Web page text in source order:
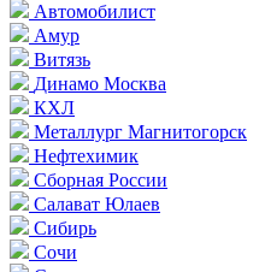
Автомобилист
Амур
Витязь
Динамо Москва
КХЛ
Металлург Магнитогорск
Нефтехимик
Сборная России
Салават Юлаев
Сибирь
Сочи